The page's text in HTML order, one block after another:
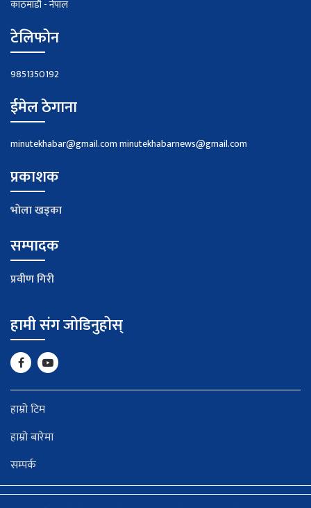
काठमाडौं - नेपाल
टेलिफोन
9851350192
ईमेल ठेगाना
minutekhabar@gmail.comminutekhabarnews@gmail.com
प्रकाशक
भाेला खड्का
सम्पादक
प्रवीण गिरी
हामी संग जोडिनुहोस्
हाम्रो टिम
हाम्रो बारेमा
सम्पर्क